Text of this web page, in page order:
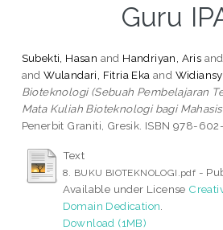
Guru
Subekti, Hasan and Handriyan, Aris and
andWulandari, Fitria Eka and
Bioteknologi (Sebuah Pembelajaran
Mata Kuliah Bioteknologi bagi
Penerbit Graniti, Gresik. ISBN 978-
Text
8. BUKU BIOTEKNOLOGI.pdf -
Available under License
Domain Dedication
Download (1MB)